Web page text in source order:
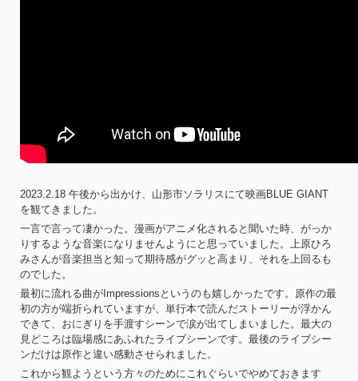
2023.2.18 午後から出かけ、山形市ソラリスにて映画BLUE GIANT
を観てきました。
一言で言って凄かった。漫画がアニメ化されると聞いた時、がっか
りするような音楽になりませんようにと思っていました。上原ひろ
みさんが音楽担当と知って期待感がグッと高まり、それを上回るも
のでした。
最初に流れる曲がImpressionsというのも嬉しかったです。原作の最
初の方が端折られていますが、単行本で読んだストーリーが浮かん
できて、おにぎりを手渡すシーンで涙が出てしまいました。最大の
見どころは臨場感にあふれたライブシーンです。最後のライブシー
ンだけは原作と違い感動させられました。
これから観ようという方々のためにこれぐらいでやめておきます